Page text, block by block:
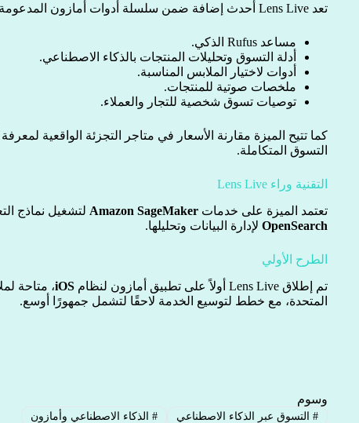
تعد Lens Live أحدث إضافة ضمن سلسلة أدوات أمازون المدعومة بالذكاء الاصطناعي، والتي تشمل:
مساعد Rufus الذكي.
أدلة التسوق وتحليلات المنتجات بالذكاء الاصطناعي.
أدوات لاختيار الملابس المناسبة.
ملخصات صوتية للمنتجات.
توصيات تسوق شخصية للتجار والعملاء.
كما تتيح الميزة مقارنة الأسعار في متاجر التجزئة الواقعية
التسوق المتكاملة.
التقنية وراء Lens Live
تعتمد الميزة على خدمات Amazon SageMaker لتشغيل نماذج
OpenSearch لإدارة البيانات وتحليلها.
الطرح الأولي
تم إطلاق Lens Live أولاً على تطبيق أمازون لنظام
iOS، متاحة
المتحدة، مع خطط لتوسيع الخدمة لاحقًا لتشمل جمهورًا أوسع.
وسوم
#التسوق عبر الذكاء الاصطناعي #الذكاء الاصطناعي وأمازون